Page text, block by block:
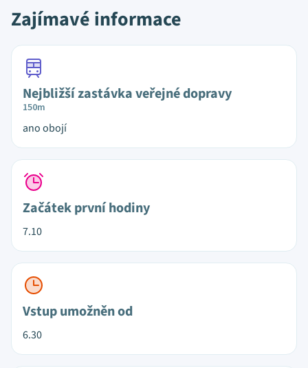
Zajímavé informace
Nejbližší zastávka veřejné dopravy
150m
ano obojí
Začátek první hodiny
7.10
Vstup umožněn od
6.30